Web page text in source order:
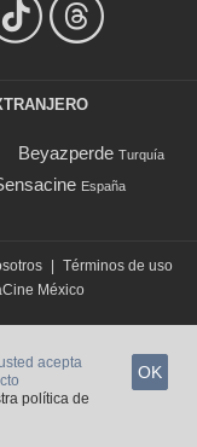
Beyazperde Turquía
España
| Términos de uso
México
acepta
política de
OK